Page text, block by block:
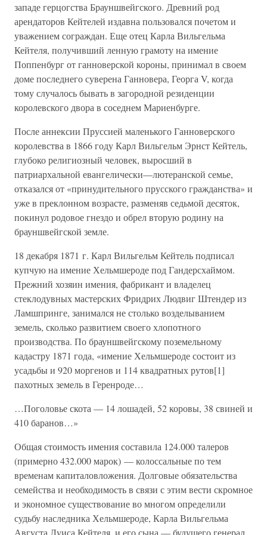
западе герцогства Брауншвейгского. Древний род
арендаторов Кейтелей издавна пользовался почетом и
уважением сограждан. Еще отец Карла Вильгельма
Кейтеля, получивший ленную грамоту на имение
Поппенбург от ганноверской короны, принимал в своем
доме последнего суверена Ганновера, Георга V, когда
тому случалось бывать в загородной резиденции
королевского двора в соседнем Мариенбурге.
После аннексии Пруссией маленького Ганноверского
королевства в 1866 году Карл Вильгельм Эрнст Кейтель,
глубоко религиозный человек, выросший в
патриархальной евангелически—лютеранской семье,
отказался от «принудительного прусского гражданства» и
уже в преклонном возрасте, разменяв седьмой десяток,
покинул родовое гнездо и обрел вторую родину на
брауншвейгской земле.
18 декабря 1871 г. Карл Вильгельм Кейтель подписал
купчую на имение Хельмшероде под Гандерсхаймом.
Прежний хозяин имения, фабрикант и владелец
стеклодувных мастерских Фридрих Людвиг Штендер из
Ламшпринге, занимался не столько возделыванием
земель, сколько развитием своего хлопотного
производства. По брауншвейгскому поземельному
кадастру 1871 года, «имение Хельмшероде состоит из
усадьбы и 920 моргенов и 114 квадратных рутов[1]
пахотных земель в Геренроде…
…Поголовье скота — 14 лошадей, 52 коровы, 38 свиней и
410 баранов…»
Общая стоимость имения составила 124.000 талеров
(примерно 432.000 марок) — колоссальные по тем
временам капиталовложения. Долговые обязательства
семейства и необходимость в связи с этим вести скромное
и экономное существование во многом определили
судьбу наследника Хельмшероде, Карла Вильгельма
Августа Луиса Кейтеля, и его сына — будущего генерал